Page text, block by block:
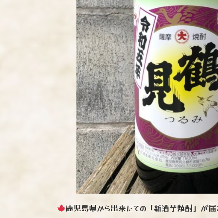
鹿児島県から出来たての「新酒芋焼酎」が届